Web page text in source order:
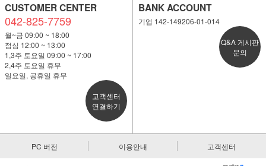
CUSTOMER CENTER
042-825-7759
월~금 09:00 ~ 18:00
점심 12:00 ~ 13:00
1,3주 토요일 09:00 ~ 17:00
2,4주 토요일 휴무
일요일, 공휴일 휴무
고객센터
연결하기
BANK ACCOUNT
기업 142-149206-01-014
Q&A 게시판
문의
PC 버전 이용안내 고객센터